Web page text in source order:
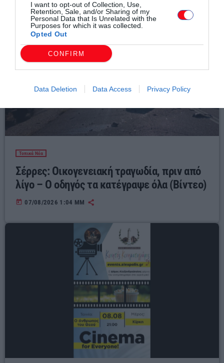
I want to opt-out of Collection, Use,
Retention, Sale, and/or Sharing of my
Personal Data that Is Unrelated with the
Purposes for which it was collected.
Opted Out
CONFIRM
Data Deletion Data Access Privacy Policy
Τοπικά Νέα
Σέρρες: Οικογενειακή τραγωδία, πριν από
λίγο – Ο οδηγός τα κατέγραψε όλα (Βίντεο)
today 07/08/2026 1:04 ΜΜ